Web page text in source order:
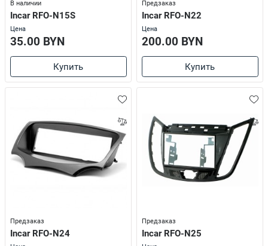
В наличии
Incar RFO-N15S
Цена
35.00 BYN
Купить
Предзаказ
Incar RFO-N22
Цена
200.00 BYN
Купить
Предзаказ
Incar RFO-N24
Предзаказ
Incar RFO-N25